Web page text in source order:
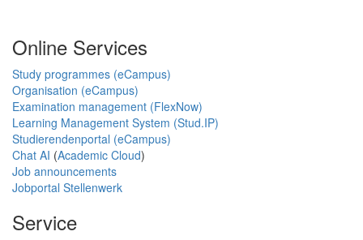
Online Services
Study programmes (eCampus)
Organisation (eCampus)
Examination management (FlexNow)
Learning Management System (Stud.IP)
Studierendenportal (eCampus)
Chat AI (Academic Cloud)
Job announcements
Jobportal Stellenwerk
Service